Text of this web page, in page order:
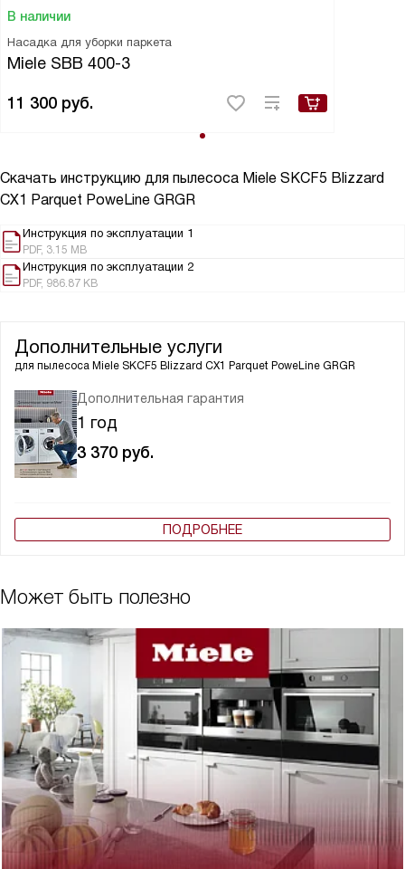
В наличии
Насадка для уборки паркета
Miele SBB 400-3
11 300 руб.
Скачать инструкцию для пылесоса Miele SKCF5 Blizzard
CX1 Parquet PoweLine GRGR
Инструкция по эксплуатации 1
PDF, 3.15 MB
Инструкция по эксплуатации 2
PDF, 986.87 KB
Дополнительные услуги
для пылесоса Miele SKCF5 Blizzard CX1 Parquet PoweLine GRGR
Дополнительная гарантия
1 год
3 370 руб.
ПОДРОБНЕЕ
Может быть полезно